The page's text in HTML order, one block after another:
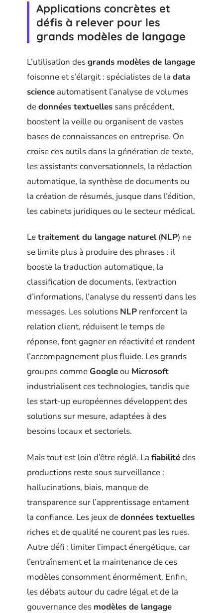
Applications concrètes et
défis à relever pour les
grands modèles de langage
L’utilisation desgrands modèles de langage
foisonne et s’élargit : spécialistes de la data
science automatisent l’analyse de volumes
dedonnées textuelles sans précédent,
boostent la veille ou organisent de vastes
bases de connaissances en entreprise. On
croise ces outils dans la génération de texte,
les assistants conversationnels, la rédaction
automatique, la synthèse de documents ou
la création de résumés, jusque dans l’édition,
les cabinets juridiques ou le secteur médical.
Letraitement du langage naturel(NLP) ne
se limite plus à produire des phrases : il
booste la traduction automatique, la
classification de documents, l’extraction
d’informations, l’analyse du ressenti dans les
messages. Les solutions NLP renforcent la
relation client, réduisent le temps de
réponse, font gagner en réactivité et rendent
l’accompagnement plus fluide. Les grands
groupes comme Googleou Microsoft
industrialisent ces technologies, tandis que
les start-up européennes développent des
solutions sur mesure, adaptées à des
besoins locaux et sectoriels.
Mais tout est loin d’être réglé. La fiabilitédes
productions reste sous surveillance :
hallucinations, biais, manque de
transparence sur l’apprentissage entament
la confiance. Les jeux dedonnées textuelles
riches et de qualité ne courent pas les rues.
Autre défi : limiter l’impact énergétique, car
l’entraînement et la maintenance de ces
modèles consomment énormément. Enfin,
les débats autour du cadre légal et de la
gouvernance des modèles de langage